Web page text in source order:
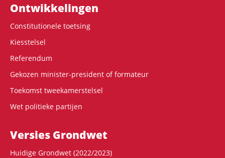
Ontwikke­lingen
Constitutionele toetsing
Kiesstelsel
Referendum
Gekozen minister-president of formateur
Toekomst tweekamerstelsel
Wet politieke partijen
Versies Grondwet
Huidige Grondwet (2022/2023)